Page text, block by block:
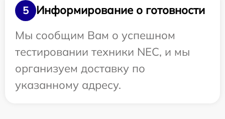
5
Информирование о готовности
Мы сообщим Вам о успешном
тестировании техники NEC, и мы
организуем доставку по
указанному адресу.